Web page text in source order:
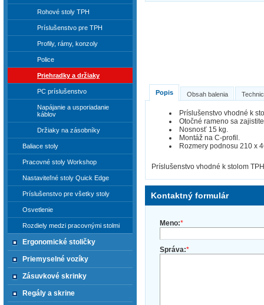
Popis Obsah balenia
Príslušenstvo vhodné k
Otočné rameno sa
Nosnosť 15 kg.
Montáž na C-profil.
Rozmery podnosu 210 x
Príslušenstvo vhodné k stolom
Kontaktný formulár
Meno:*
Správa:*
Rohové stoly TPH
Príslušenstvo pre TPH
Profily, rámy, konzoly
Police
Priehradky a držiaky
PC príslušenstvo
Napájanie a usporiadanie
káblov
Držiaky na zásobníky
Baliace stoly
Pracovné stoly Workshop
Nastaviteľné stoly Quick Edge
Príslušenstvo pre všetky stoly
Osvetlenie
Rozdiely medzi pracovnými stolmi
Ergonomické stoličky
Priemyselné vozíky
Zásuvkové skrinky
Regály a skrine